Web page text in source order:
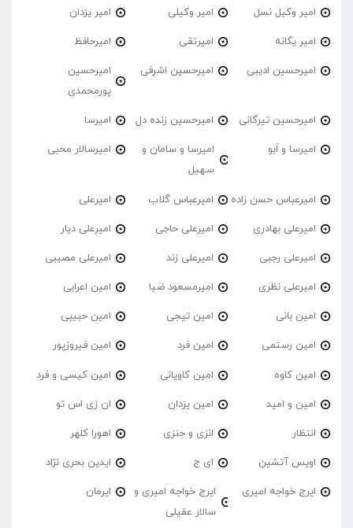
امیر وکیل نسل امیر وکیلی امیر یزدان
امیر یگانه امیرتقی امیرحافظ
امیرحسین ادیبی امیرحسین اشرفی
امیرحسین
پورمحمدی
امیرحسین تیرگانی امیرحسین زنده دل امیرسا
امیرسا و اَبو
امیرسا و سامان و
سهیل
امیرسالار محبی
امیرعباس حسن زاده امیرعباس گلاب امیرعلی
امیرعلی بهادری امیرعلی حاجی امیرعلی دیار
امیرعلی رجبی امیرعلی زند امیرعلی مصیبی
امیرعلی نظری امیرمسعود ضیا امین اعرابی
امین بانی امین تیجی امین حبیبی
امین رستمی امین فرد امین فیروزپور
امین کاوه امین کاویانی امین کیسی و فرد
امین و امید امین یزدان ان زی اس تو
انتظار انزی و جنزی اهورا کلهر
اویس آتشین ای ج ایدین بحری نژاد
ایرج خواجه امیری
ایرج خواجه امیری و
سالار عقیلی
ایرمان